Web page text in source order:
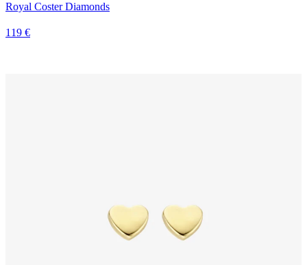
Royal Coster Diamonds
119 €